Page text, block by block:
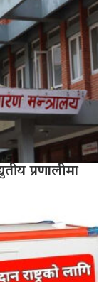
प्रणालीमा